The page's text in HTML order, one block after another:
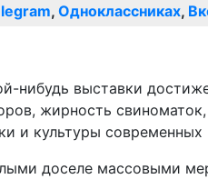
, Одноклассниках,
нибудь выставки
жирность
и культуры
доселе массовыми